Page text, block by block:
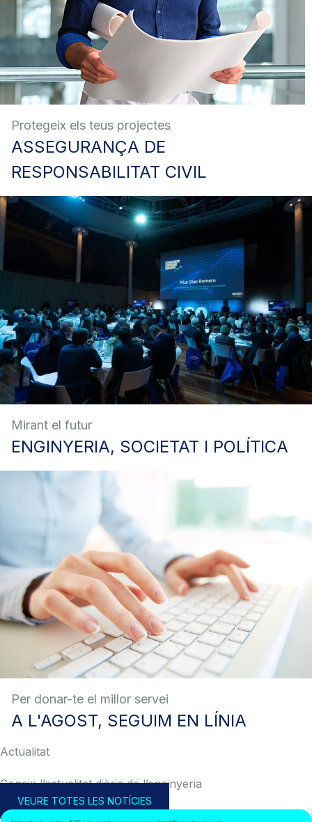
Protegeix els teus projectes
ASSEGURANÇA DE
RESPONSABILITAT CIVIL
Mirant el futur
ENGINYERIA, SOCIETAT I POLÍTICA
Per donar-te el millor servei
A L'AGOST, SEGUIM EN LÍNIA
Actualitat
Coneix l’actualitat diària de l’enginyeria
VEURE TOTES LES NOTÍCIES